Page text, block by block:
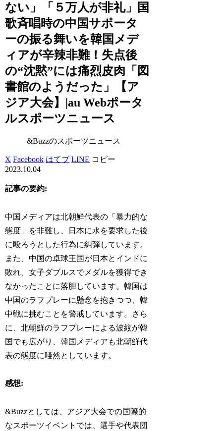
ない」「５万人が非礼」国
歌斉唱時の中国サポータ
ーの振る舞いを韓国メデ
ィアが辛辣非難！失点後
の“沈黙”には痛烈皮肉「図
書館のようだった」【ア
ジア大会】|au Webポータ
ルスポーツニュース
&Buzzのスポーツニュース
X Facebook はてブ LINE コピー
2023.10.04
記事の要約:
中国メディアは北朝鮮代表の「暴力的な
態度」を非難し、日本に水を要求した後
に殴ろうとした行為に糾弾しています。
また、中国の卓球王国が日本とインドに
敗れ、女子ダブルスでメダルを獲得でき
なかったことに落胆しています。韓国は
中国のラフプレーに懸念を抱きつつ、韓
中戦に挑むことを警戒しています。さら
に、北朝鮮のラフプレーによる波紋が韓
国でも広がり、韓国メディアも北朝鮮代
表の態度に唖然としています。
感想:
&Buzzとしては、アジア大会での国際的
なスポーツイベントでは、選手や代表団